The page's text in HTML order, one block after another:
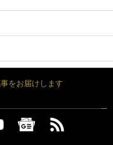
をお届けします